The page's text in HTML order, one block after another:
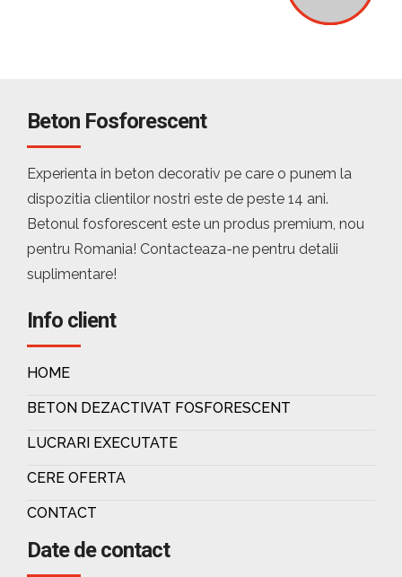
Beton Fosforescent
Experienta in beton decorativ pe care o punem la
dispozitia clientilor nostri este de peste 14 ani.
Betonul fosforescent este un produs premium, nou
pentru Romania! Contacteaza-ne pentru detalii
suplimentare!
Info client
HOME
BETON DEZACTIVAT FOSFORESCENT
LUCRARI EXECUTATE
CERE OFERTA
CONTACT
Date de contact